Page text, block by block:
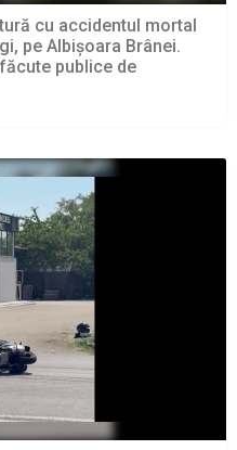
cu accidentul mortal
pe Albișoara Brânei.
publice de